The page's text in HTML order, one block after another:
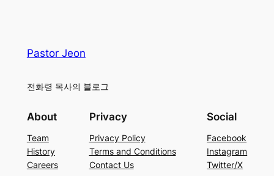
Pastor Jeon
전화령 목사의 블로그
About
Team
History
Careers
Privacy
Privacy Policy
Terms and Conditions
Contact Us
Social
Facebook
Instagram
Twitter/X